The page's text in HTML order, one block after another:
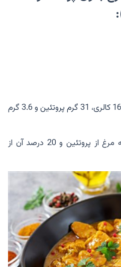
:
مقدار 100 گرم از سینه مرغ، 165 کالری، 31 گرم پروتئین و 3.6 گرم
تقریباً 80 درصد از کالری سینه مرغ از پروتئین و 20 درصد آن از